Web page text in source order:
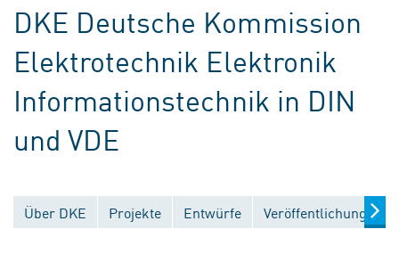
DKE Deutsche Kommission
Elektrotechnik Elektronik
Informationstechnik in DIN
und VDE
Über DKE Projekte Entwürfe Veröffentlichungen